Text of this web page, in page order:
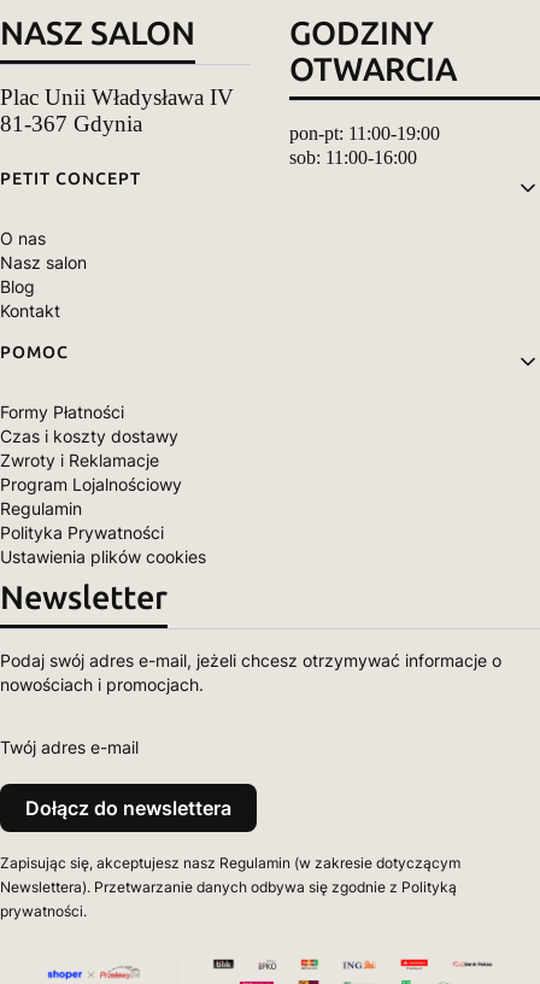
NASZ SALON
Plac Unii Władysława IV
81-367 Gdynia
GODZINY
OTWARCIA
pon-pt: 11:00-19:00
sob: 11:00-16:00
Linki w stopce
PETIT CONCEPT
O nas
Nasz salon
Blog
Kontakt
POMOC
Formy Płatności
Czas i koszty dostawy
Zwroty i Reklamacje
Program Lojalnościowy
Regulamin
Polityka Prywatności
Ustawienia plików cookies
Newsletter
Podaj swój adres e-mail, jeżeli chcesz otrzymywać informacje o
nowościach i promocjach.
Twój adres e-mail
Dołącz do newslettera
Zapisując się, akceptujesz nasz Regulamin (w zakresie dotyczącym
Newslettera). Przetwarzanie danych odbywa się zgodnie z Polityką
prywatności.